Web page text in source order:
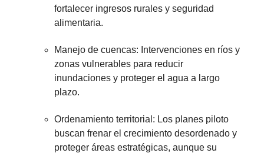
fortalecer ingresos rurales y seguridad
alimentaria.
Manejo de cuencas: Intervenciones en ríos y
zonas vulnerables para reducir
inundaciones y proteger el agua a largo
plazo.
Ordenamiento territorial: Los planes piloto
buscan frenar el crecimiento desordenado y
proteger áreas estratégicas, aunque su